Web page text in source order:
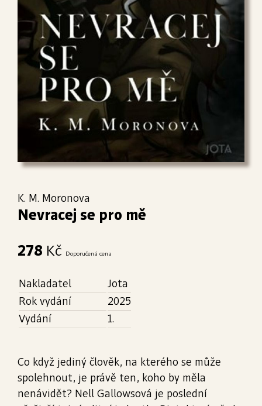
K. M. Moronova
Nevracej se pro mě
278 Kč Doporučená cena
Nakladatel
Jota
Rok vydání
2025
Vydání
1.
Co když jediný člověk, na kterého se může
spolehnout, je právě ten, koho by měla
nenávidět? Nell Gallowsová je poslední